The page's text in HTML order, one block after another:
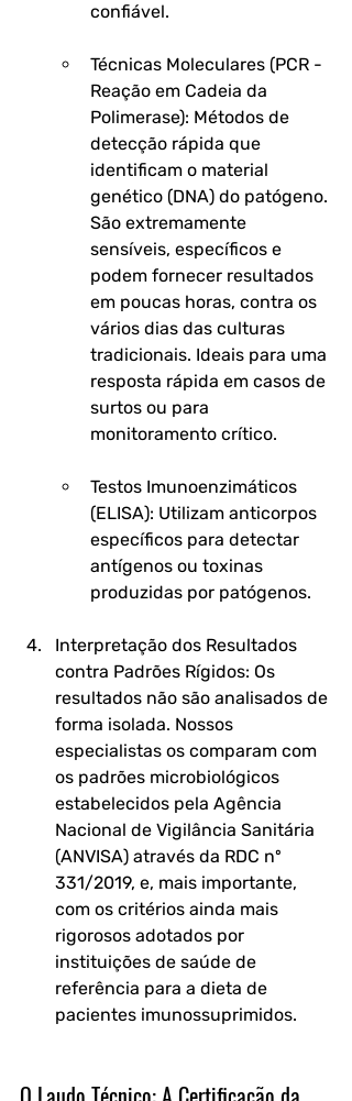
confiável.
Técnicas Moleculares (PCR -
Reação em Cadeia da
Polimerase): Métodos de
detecção rápida que
identificam o material
genético (DNA) do patógeno.
São extremamente
sensíveis, específicos e
podem fornecer resultados
em poucas horas, contra os
vários dias das culturas
tradicionais. Ideais para uma
resposta rápida em casos de
surtos ou para
monitoramento crítico.
Testos Imunoenzimáticos
(ELISA): Utilizam anticorpos
específicos para detectar
antígenos ou toxinas
produzidas por patógenos.
Interpretação dos Resultados
contra Padrões Rígidos: Os
resultados não são analisados de
forma isolada. Nossos
especialistas os comparam com
os padrões microbiológicos
estabelecidos pela Agência
Nacional de Vigilância Sanitária
(ANVISA) através da RDC nº
331/2019, e, mais importante,
com os critérios ainda mais
rigorosos adotados por
instituições de saúde de
referência para a dieta de
pacientes imunossuprimidos.